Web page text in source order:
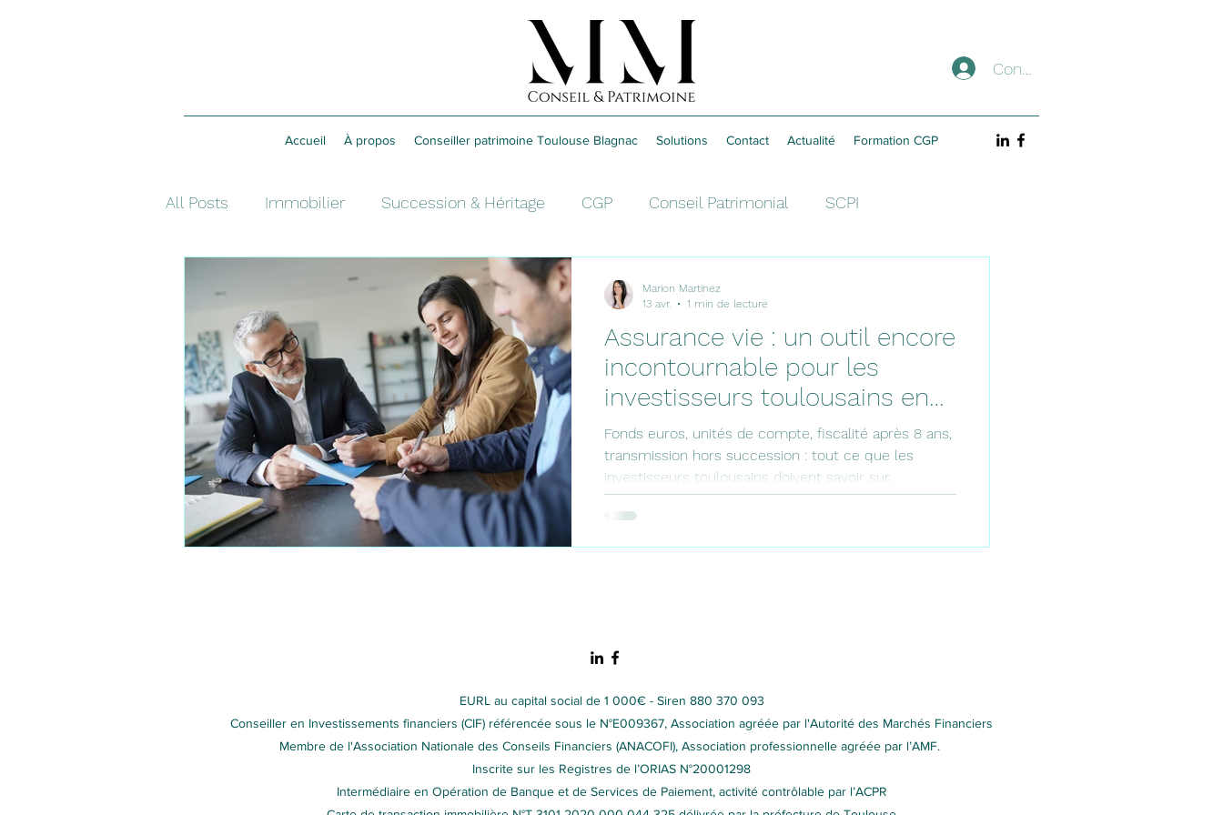
Connexion
Accueil À propos Conseiller patrimoine Toulouse Blagnac Solutions Contact Actualité Formation CGP
All Posts Immobilier Succession & Héritage CGP Conseil Patrimonial SCPI
Investissement Fiscalité
Assurance vie : un outil encore
incontournable pour les
investisseurs toulousains en
2026 ?
Fonds euros, unités de compte, fiscalité après 8 ans,
transmission hors succession : tout ce que les
investisseurs toulousains doivent savoir sur
l'assurance vie en 2026. Guide complet avec tableau
fiscal, comparatif des supports et FAQ par Marion
Martinez, CGP indépendante.
Marion Martinez
13 avr.
1 min de lecture
EURL au capital social de 1 000€ - Siren 880 370 093
Conseiller en Investissements financiers (CIF) référencée sous le N°E009367, Association agréée par l'Autorité des Marchés Financiers
Membre de l'Association Nationale des Conseils Financiers (ANACOFI), Association professionnelle agréée par l’AMF.
Inscrite sur les Registres de l’ORIAS N°20001298
Intermédiaire en Opération de Banque et de Services de Paiement, activité contrôlable par l’ACPR